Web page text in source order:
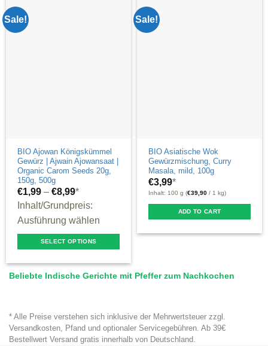
Sale!
BIO Ajowan Königskümmel
Gewürz | Ajwain Ajowansaat |
Organic Carom Seeds 20g,
150g, 500g
€1,99 –€8,99*
Inhalt/Grundpreis:
Ausführung wählen
SELECT OPTIONS
product
variants.
The
Sale!
BIO Asiatische Wok
Gewürzmischung, Curry
Masala, mild, 100g
€3,99*
Inhalt: 100 g (€39,90 / 1 kg)
ADD TO CART
Beliebte Indische Gerichte mit Pfeffer zum Nachkochen
* Alle Preise verstehen sich inklusive der Mehrwertsteuer zzgl.
Versandkosten, Pfand und optionaler Servicegebühren. Ab 39€
Bestellwert Versand gratis innerhalb von Deutschland.